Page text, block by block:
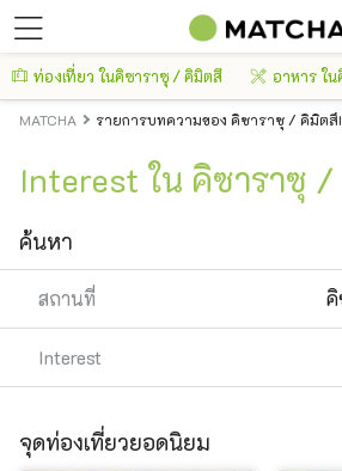
ท่องเที่ยว ในคิซาราซุ / คิมิตสึ อาหาร ใ
MATCHA รายการบทความของ คิซาราซุ / คิมิตสึ
Interest ใน คิซาราซุ
ค้นหา
สถานที่
Interest
จุดท่องเที่ยวยอดนิยม